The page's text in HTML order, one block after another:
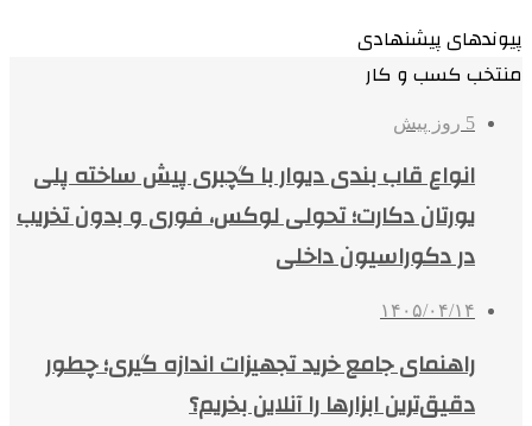
پیوندهای پیشنهادی
منتخب کسب و کار
5 روز پیش
انواع قاب بندی دیوار با گچبری پیش ساخته پلی
یورتان دکارت؛ تحولی لوکس، فوری و بدون تخریب
در دکوراسیون داخلی
۱۴۰۵/۰۴/۱۴
راهنمای جامع خرید تجهیزات اندازه گیری؛ چطور
دقیق‌ترین ابزارها را آنلاین بخریم؟